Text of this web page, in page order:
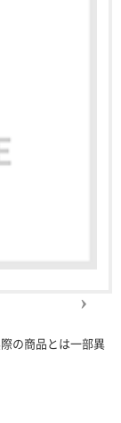
の商品とは一部異